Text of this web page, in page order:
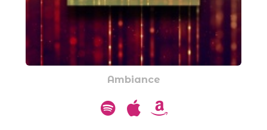
Ambiance